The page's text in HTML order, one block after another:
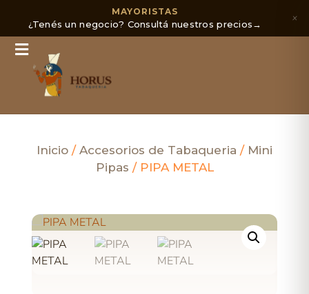
MAYORISTAS
¿Tenés un negocio? Consultá nuestros precios→ ×
Inicio / Accesorios de Tabaqueria / Mini
Pipas / PIPA METAL